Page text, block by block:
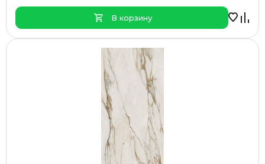
В корзину